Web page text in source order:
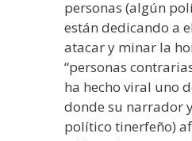
personas (algún
están dedicando a
atacar y minar la
“personas
ha hecho viral uno
donde su narrador
político tinerfeño)